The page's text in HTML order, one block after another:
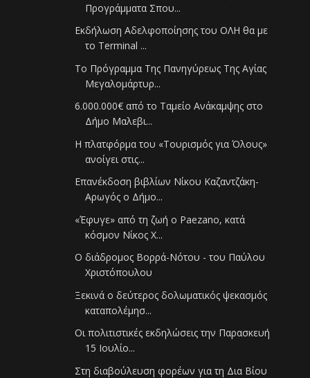
Προγράμματα Σπου...
Εκδήλωση Αδελφοποίησης του ΟΛΗ θα με
το Terminal ...
Το Πρόγραμμα Της Πανηγύρεως Της Αγίας
Μεγαλομάρτυρ...
6.000.000€ από το Ταμείο Ανάκαμψης στο
Δήμο Μαλεβι...
Η πλατφόρμα του «Τουρισμός για Όλους»
ανοίγει στις...
Επανέκδοση βιβλίων Νίκου Καζαντζάκη-
Αρωγός ο Δήμο...
«Έφυγε» από τη ζωή ο Paezano, κατά
κόσμον Νίκος Χ...
Ο διάδρομος Βορρά-Νότου - του Παύλου
Χριστόπουλου
Ξεκινά ο δεύτερος δολωματικός ψεκασμός
καταπολέμησ...
Οι πολιτιστικές εκδηλώσεις την Παρασκευή
15 Ιουλίο...
Στη διαβούλευση φορέων για τη Δια Βίου